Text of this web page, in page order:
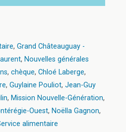
, Grand Châteauguay -
, Nouvelles générales
, chèque, Chloé Laberge,
, Guylaine Pouliot, Jean-Guy
, Mission Nouvelle-Génération,
Ouest, Noëlla Gagnon,
alimentaire